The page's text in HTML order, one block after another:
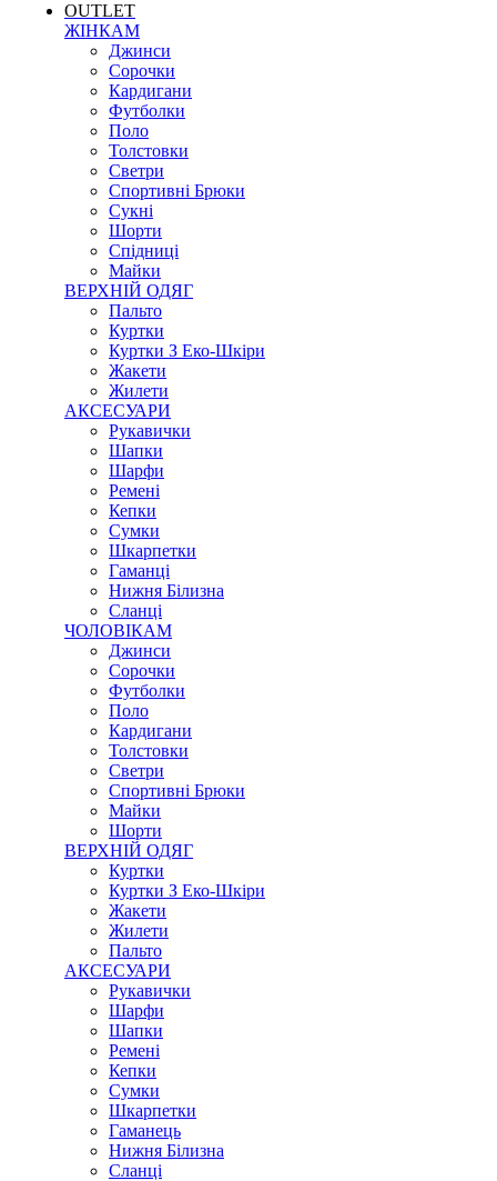
OUTLET
ЖІНКАМ
Джинси
Сорочки
Кардигани
Футболки
Поло
Толстовки
Светри
Спортивні Брюки
Сукні
Шорти
Спідниці
Майки
ВЕРХНІЙ ОДЯГ
Пальто
Куртки
Куртки З Еко-Шкіри
Жакети
Жилети
АКСЕСУАРИ
Рукавички
Шапки
Шарфи
Ремені
Кепки
Сумки
Шкарпетки
Гаманці
Нижня Білизна
Сланці
ЧОЛОВІКАМ
Джинси
Сорочки
Футболки
Поло
Кардигани
Толстовки
Светри
Спортивні Брюки
Майки
Шорти
ВЕРХНІЙ ОДЯГ
Куртки
Куртки З Еко-Шкіри
Жакети
Жилети
Пальто
АКСЕСУАРИ
Рукавички
Шарфи
Шапки
Ремені
Кепки
Сумки
Шкарпетки
Гаманець
Нижня Білизна
Сланці